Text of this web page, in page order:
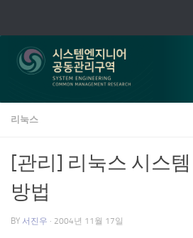
리눅스
[관리] 리눅스 시스
방법
BY 서진우 · 2004년 11월 17일